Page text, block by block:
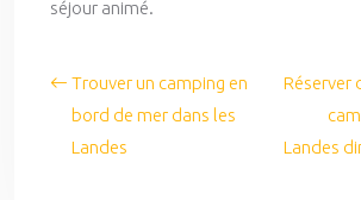
séjour animé.
Trouver un camping en
bord de mer dans les
Landes
Réserver
Landes